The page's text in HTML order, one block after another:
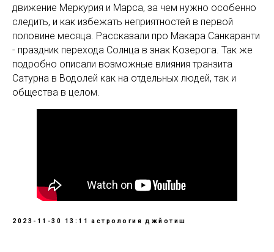
движение Меркурия и Марса, за чем нужно особенно
следить, и как избежать неприятностей в первой
половине месяца. Рассказали про Макара Санкаранти
- праздник перехода Солнца в знак Козерога. Так же
подробно описали возможные влияния транзита
Сатурна в Водолей как на отдельных людей, так и
общества в целом.
2023-11-30 13:11 астрология джйотиш